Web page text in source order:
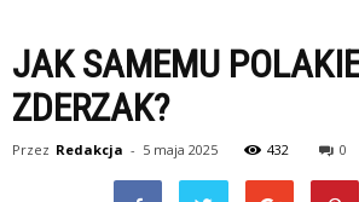
JAK SAMEMU
ZDERZAK?
Przez Redakcja - 5 maja 2025 432 0